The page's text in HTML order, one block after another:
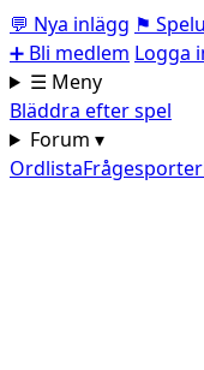
💬 Nya inlägg ⚑
➕ Bli medlem Logga
☰ Meny
Bläddra efter spel
Forum ▾
OrdlistaFrågesporter